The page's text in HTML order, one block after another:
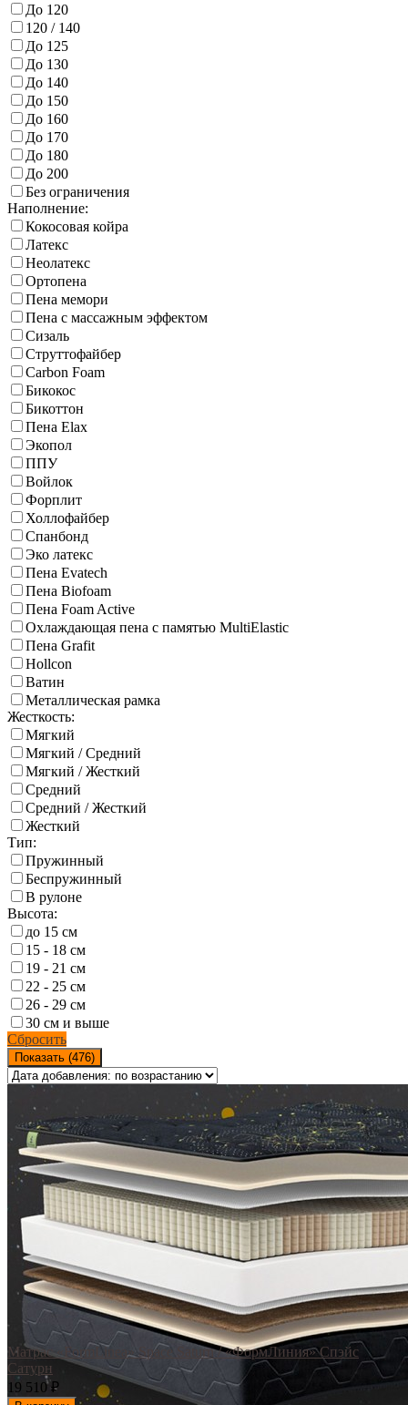
До 120
120 / 140
До 125
До 130
До 140
До 150
До 160
До 170
До 180
До 200
Без ограничения
Наполнение:
Кокосовая койра
Латекс
Неолатекс
Ортопена
Пена мемори
Пена с массажным эффектом
Сизаль
Струттофайбер
Carbon Foam
Бикокос
Бикоттон
Пена Elax
Экопол
ППУ
Войлок
Форплит
Холлофайбер
Спанбонд
Эко латекс
Пена Evatech
Пена Biofoam
Пена Foam Active
Охлаждающая пена с памятью MultiElastic
Пена Grafit
Hollcon
Ватин
Металлическая рамка
Жесткость:
Мягкий
Мягкий / Средний
Мягкий / Жесткий
Средний
Средний / Жесткий
Жесткий
Тип:
Пружинный
Беспружинный
В рулоне
Высота:
до 15 см
15 - 18 см
19 - 21 см
22 - 25 см
26 - 29 см
30 см и выше
Сбросить
Показать (476)
Матрас «FormLinea» Space Saturn / «ФормЛиния» Спэйс
Сатурн
19 510 ₽